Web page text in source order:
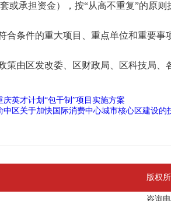
或承担资金），按“从高不重复”的原则
合条件的重大项目、重点单位和重要事
策由区发改委、区财政局、区科技局、
庆英才计划“包干制”项目实施方案
中区关于加快国际消费中心城市核心区建设的
版权
咨询